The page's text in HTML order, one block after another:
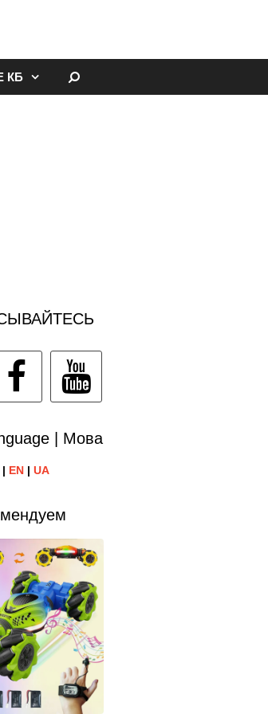
КБ
| Мова
EN| UA